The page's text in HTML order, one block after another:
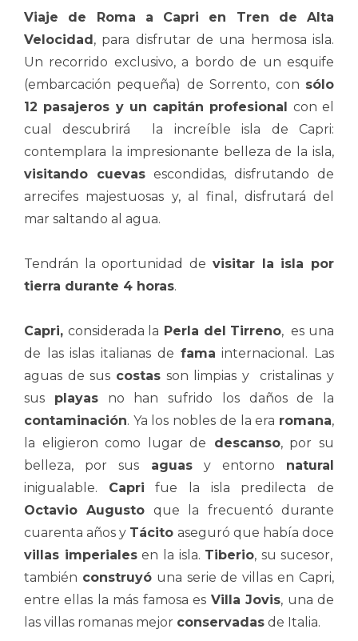
Viaje de Roma a Capri en Tren de Alta
Velocidad, para disfrutar de una hermosa isla.
Un recorrido exclusivo, a bordo de un esquife
(embarcación pequeña) de Sorrento, con sólo
12 pasajeros y un capitán profesional con el
cual descubrirá la increíble isla de Capri:
contemplara la impresionante belleza de la isla,
visitando cuevas escondidas, disfrutando de
arrecifes majestuosas y, al final, disfrutará del
mar saltando al agua.
Tendrán la oportunidad de visitar la isla por
tierra durante 4 horas.
Capri, considerada la Perla del Tirreno, es una
de las islas italianas de fama internacional. Las
aguas de sus costas son limpias y cristalinas y
sus playasno han sufrido los daños de la
contaminación. Ya los nobles de la era romana,
la eligieron como lugar de descanso, por su
belleza, por sus aguasy entorno natural
inigualable. Capri fue la isla predilecta de
Octavio Augusto que la frecuentó durante
cuarenta años y Tácito aseguró que había doce
villas imperialesen la isla. Tiberio, su sucesor,
también construyóuna serie de villas en Capri,
entre ellas la más famosa es Villa Jovis, una de
las villas romanas mejor conservadas de Italia.